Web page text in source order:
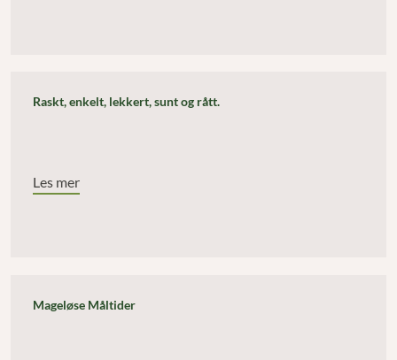
Raskt, enkelt, lekkert, sunt og rått.
Les mer
Mageløse Måltider